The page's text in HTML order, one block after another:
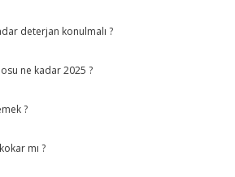
deterjan konulmalı ?
ne kadar 2025 ?
?
mı ?